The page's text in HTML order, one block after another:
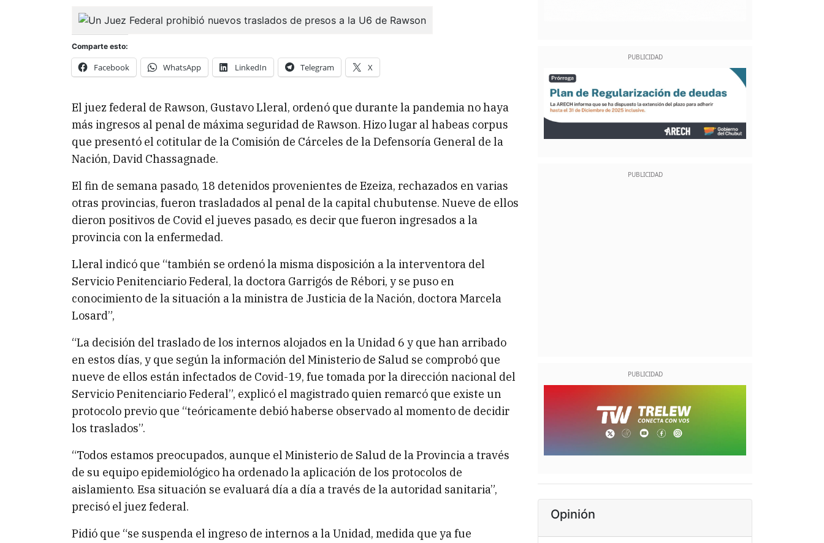
Comparte esto:
Facebook WhatsApp LinkedIn Telegram X
El juez federal de Rawson, Gustavo Lleral, ordenó que durante la pandemia no haya
más ingresos al penal de máxima seguridad de Rawson. Hizo lugar al habeas corpus
que presentó el cotitular de la Comisión de Cárceles de la Defensoría General de la
Nación, David Chassagnade.
El fin de semana pasado, 18 detenidos provenientes de Ezeiza, rechazados en varias
otras provincias, fueron trasladados al penal de la capital chubutense. Nueve de ellos
dieron positivos de Covid el jueves pasado, es decir que fueron ingresados a la
provincia con la enfermedad.
Lleral indicó que “también se ordenó la misma disposición a la interventora del
Servicio Penitenciario Federal, la doctora Garrigós de Rébori, y se puso en
conocimiento de la situación a la ministra de Justicia de la Nación, doctora Marcela
Losard”,
“La decisión del traslado de los internos alojados en la Unidad 6 y que han arribado
en estos días, y que según la información del Ministerio de Salud se comprobó que
nueve de ellos están infectados de Covid-19, fue tomada por la dirección nacional del
Servicio Penitenciario Federal”, explicó el magistrado quien remarcó que existe un
protocolo previo que “teóricamente debió haberse observado al momento de decidir
los traslados”.
“Todos estamos preocupados, aunque el Ministerio de Salud de la Provincia a través
de su equipo epidemiológico ha ordenado la aplicación de los protocolos de
aislamiento. Esa situación se evaluará día a día a través de la autoridad sanitaria”,
precisó el juez federal.
Pidió que “se suspenda el ingreso de internos a la Unidad, medida que ya fue
Opinión